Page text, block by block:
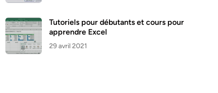
Tutoriels pour débutants et cours pour
apprendre Excel
29 avril 2021